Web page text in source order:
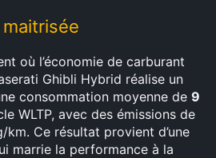
où l’économie de carburant
Ghibli Hybrid réalise un
consommation moyenne de 9
WLTP, avec des émissions de
Ce résultat provient d’une
marrie la performance à la